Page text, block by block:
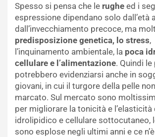
Spesso si pensa che le rughe ed i
espressione dipendano solo dall’età
dall’invecchiamento precoce, ma
predisposizione genetica, lo stress,
l’inquinamento ambientale, la poca
cellulare e l’alimentazione. Quindi
potrebbero evidenziarsi anche in
giovani, in cui il turgore della pelle
marcato. Sul mercato sono
per migliorare la tonicità e l’elasticità
idrolipidico e cellulare sottocutaneo,
sono esplose negli ultimi anni e ce